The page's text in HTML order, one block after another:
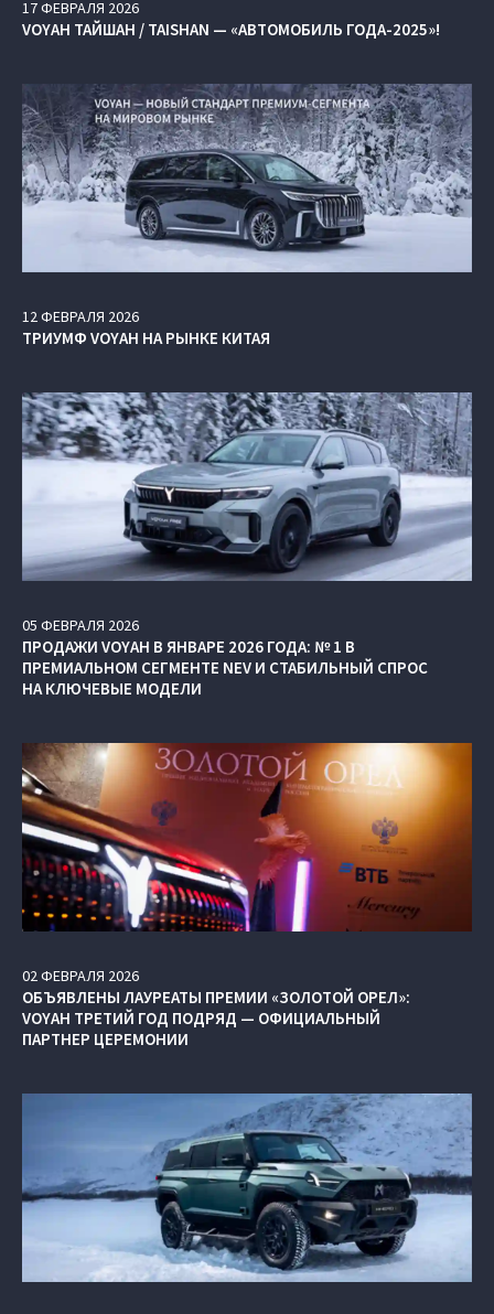
17ФЕВРАЛЯ 2026
VOYAH ТАЙШАН / TAISHAN — «АВТОМОБИЛЬ ГОДА-2025»!
12ФЕВРАЛЯ 2026
ТРИУМФ VOYAH НА РЫНКЕ КИТАЯ
05 ФЕВРАЛЯ 2026
ПРОДАЖИ VOYAH В ЯНВАРЕ 2026 ГОДА: № 1 В
ПРЕМИАЛЬНОМ СЕГМЕНТЕ NEV И СТАБИЛЬНЫЙ СПРОС
НА КЛЮЧЕВЫЕ МОДЕЛИ
02ФЕВРАЛЯ 2026
ОБЪЯВЛЕНЫ ЛАУРЕАТЫ ПРЕМИИ «ЗОЛОТОЙ ОРЕЛ»:
VOYAH ТРЕТИЙ ГОД ПОДРЯД — ОФИЦИАЛЬНЫЙ
ПАРТНЕР ЦЕРЕМОНИИ